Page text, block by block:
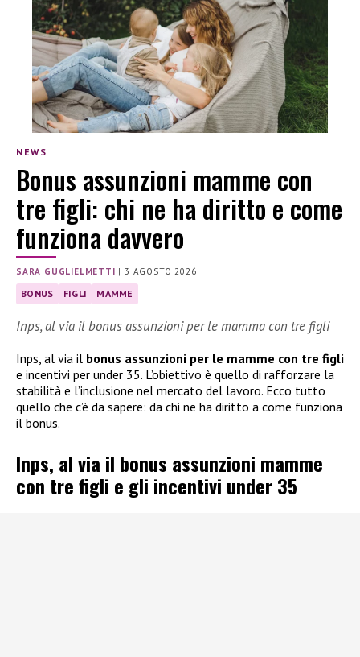
NEWS
Bonus assunzioni mamme con
tre figli: chi ne ha diritto e come
funziona davvero
SARA GUGLIELMETTI |3 AGOSTO 2026
BONUS FIGLI MAMME
Inps, al via il bonus assunzioni per le mamma con tre figli
Inps, al via il bonus assunzioni per le mamme con tre figli
e incentivi per under 35. L’obiettivo è quello di rafforzare la
stabilità e l’inclusione nel mercato del lavoro. Ecco tutto
quello che c’è da sapere: da chi ne ha diritto a come funziona
il bonus.
Inps, al via il bonus assunzioni mamme
con tre figli e gli incentivi under 35